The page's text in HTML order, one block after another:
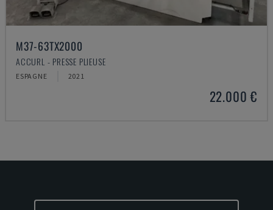
M37-63TX2000
ACCURL - PRESSE PLIEUSE
ESPAGNE 2021
22.000 €